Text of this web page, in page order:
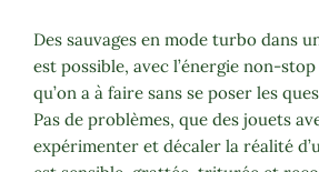
Des sauvages en mode turbo dans
est possible, avec l’énergie non-
qu’on a à faire sans se poser les
Pas de problèmes, que des jouets
expérimenter et décaler la réalité